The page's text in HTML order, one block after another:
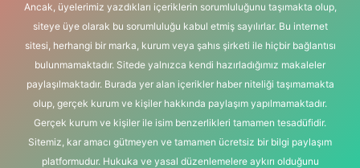
Ancak, üyelerimiz yazdıkları içeriklerin sorumluluğunu taşımakta olup,
siteye üye olarak bu sorumluluğu kabul etmiş sayılırlar. Bu internet
sitesi, herhangi bir marka, kurum veya şahıs şirketi ile hiçbir bağlantısı
bulunmamaktadır. Sitede yalnızca kendi hazırladığımız makaleler
paylaşılmaktadır. Burada yer alan içerikler haber niteliği taşımamakta
olup, gerçek kurum ve kişiler hakkında paylaşım yapılmamaktadır.
Gerçek kurum ve kişiler ile isim benzerlikleri tamamen tesadüfidir.
Sitemiz, kar amacı gütmeyen ve tamamen ücretsiz bir bilgi paylaşım
platformudur. Hukuka ve yasal düzenlemelere aykırı olduğunu